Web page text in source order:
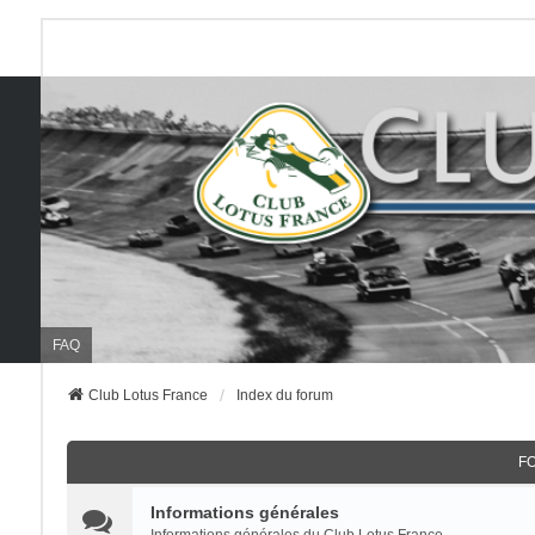
FAQ
Club Lotus France Index du forum
Informations générales